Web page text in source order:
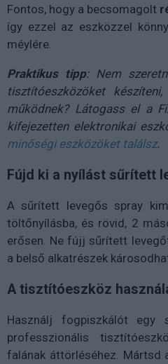
Fontos, hogy a becsomagolt
így ezzel az eszközzel
méylére.
Praktikus tipp: Nem
tisztítóeszközöket
működnek? Látogass el a
kifejezetten elektronikai
minőségi eszközöket találsz.
Fújd ki a nyílást sűrített
A sűrített levegős spray
töltőnyílásba, és rövid, 2
erősen. Ne fújj sűrített
a belső alkatrészek
A tisztítóeszköz
Használj fogpiszkálót egy
professzionális
falának áttörléséhez. Mártsd